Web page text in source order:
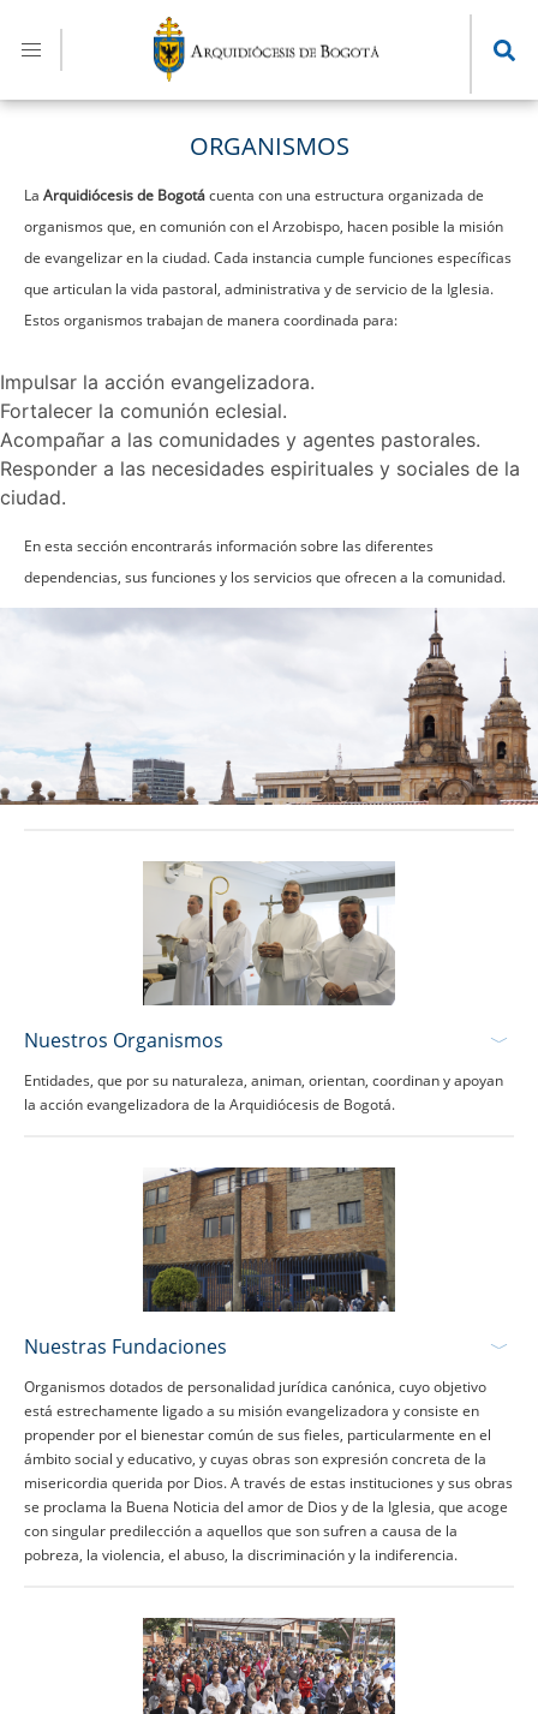
contenido
principal
ORGANISMOS
La Arquidiócesis de Bogotácuenta con una estructura organizada de
organismos que, en comunión con el Arzobispo, hacen posible la misión
de evangelizar en la ciudad. Cada instancia cumple funciones específicas
que articulan la vida pastoral, administrativa y de servicio de la Iglesia.
Estos organismos trabajan de manera coordinada para:
Impulsar la acción evangelizadora.
Fortalecer la comunión eclesial.
Acompañar a las comunidades y agentes pastorales.
Responder a las necesidades espirituales y sociales de la
ciudad.
En esta sección encontrarás información sobre las diferentes
dependencias, sus funciones y los servicios que ofrecen a la comunidad.
Nuestros Organismos
Entidades, que por su naturaleza, animan, orientan, coordinan y apoyan
la acción evangelizadora de la Arquidiócesis de Bogotá.
Nuestras Fundaciones
Organismos dotados de personalidad jurídica canónica, cuyo objetivo
está estrechamente ligado a su misión evangelizadora y consiste en
propender por el bienestar común de sus fieles, particularmente en el
ámbito social y educativo, y cuyas obras son expresión concreta de la
misericordia querida por Dios. A través de estas instituciones y sus obras
se proclama la Buena Noticia del amor de Dios y de la Iglesia, que acoge
con singular predilección a aquellos que son sufren a causa de la
pobreza, la violencia, el abuso, la discriminación y la indiferencia.